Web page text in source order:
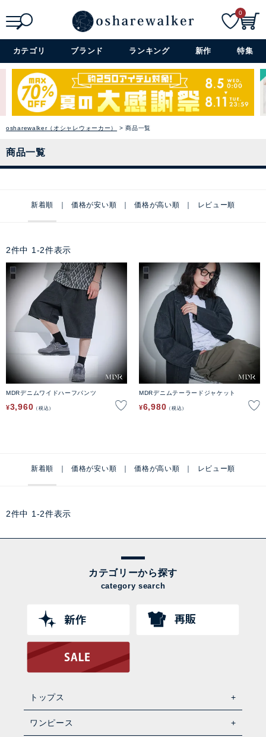
詳細検索+
0
カテゴリ ブランド ランキング 新作 特集
osharewalker（オシャレウォーカー） 商品一覧
商品一覧
新着順 価格が安い順 価格が高い順 レビュー順
2件中 1 -2件表示
MDRデニムワイドハーフパンツ
¥3,960 税込
MDRデニムテーラードジャケット
¥6,980 税込
新着順 価格が安い順 価格が高い順 レビュー順
2件中 1 -2件表示
カテゴリーから探す
category search
トップス
ワンピース